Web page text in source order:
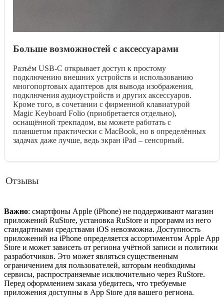
Больше возможностей с аксессуарами
Разъём USB-C открывает доступ к простому
подключению внешних устройств и использованию
многопортовых адаптеров для вывода изображения,
подключения аудиоустройств и других аксессуаров.
Кроме того, в сочетании с фирменной клавиатурой
Magic Keyboard Folio (приобретается отдельно),
оснащённой трекпадом, вы можете работать с
планшетом практически с MacBook, но в определённых
задачах даже лучше, ведь экран iPad – сенсорный.
Отзывы
Важно: смартфоны Apple (iPhone) не поддерживают магазин
приложений RuStore, установка RuStore и программ из него
стандартными средствами iOS невозможна. Доступность
приложений на iPhone определяется ассортиментом Apple App
Store и может зависеть от региона учётной записи и политики
разработчиков. Это может являться существенным
ограничением для пользователей, которым необходимы
сервисы, распространяемые исключительно через RuStore.
Перед оформлением заказа убедитесь, что требуемые
приложения доступны в App Store для вашего региона.